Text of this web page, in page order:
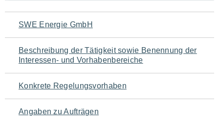
Navigation
für
den
Seiteninhalt
SWE Energie GmbH
Beschreibung der Tätigkeit sowie Benennung der
Interessen- und Vorhabenbereiche
Konkrete Regelungsvorhaben
Angaben zu Aufträgen